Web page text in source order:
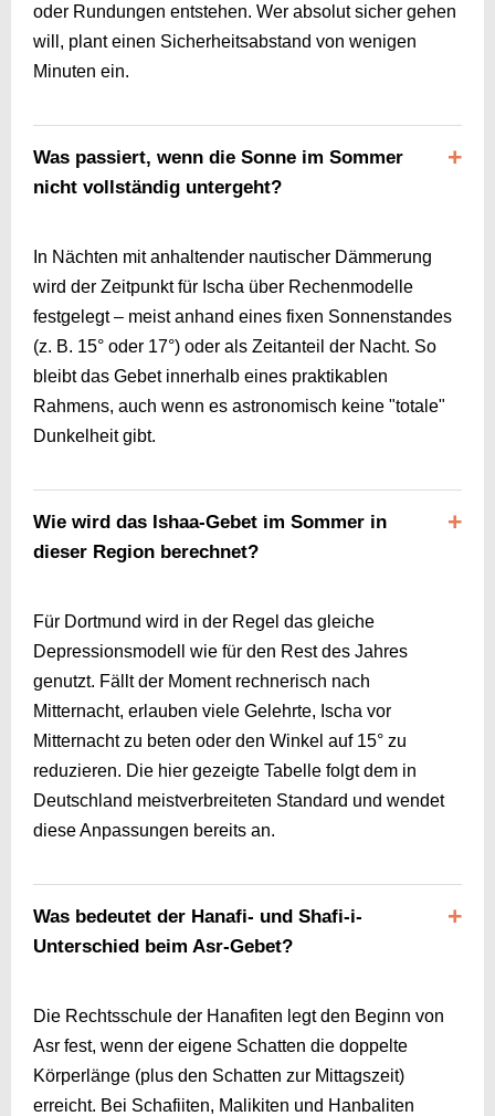
oder Rundungen entstehen. Wer absolut sicher gehen
will, plant einen Sicherheitsabstand von wenigen
Minuten ein.
Was passiert, wenn die Sonne im Sommer
nicht vollständig untergeht?
In Nächten mit anhaltender nautischer Dämmerung
wird der Zeitpunkt für Ischa über Rechenmodelle
festgelegt – meist anhand eines fixen Sonnenstandes
(z. B. 15° oder 17°) oder als Zeitanteil der Nacht. So
bleibt das Gebet innerhalb eines praktikablen
Rahmens, auch wenn es astronomisch keine "totale"
Dunkelheit gibt.
Wie wird das Ishaa-Gebet im Sommer in
dieser Region berechnet?
Für Dortmund wird in der Regel das gleiche
Depressionsmodell wie für den Rest des Jahres
genutzt. Fällt der Moment rechnerisch nach
Mitternacht, erlauben viele Gelehrte, Ischa vor
Mitternacht zu beten oder den Winkel auf 15° zu
reduzieren. Die hier gezeigte Tabelle folgt dem in
Deutschland meistverbreiteten Standard und wendet
diese Anpassungen bereits an.
Was bedeutet der Hanafi- und Shafi-i-
Unterschied beim Asr-Gebet?
Die Rechtsschule der Hanafiten legt den Beginn von
Asr fest, wenn der eigene Schatten die doppelte
Körperlänge (plus den Schatten zur Mittagszeit)
erreicht. Bei Schafiiten, Malikiten und Hanbaliten